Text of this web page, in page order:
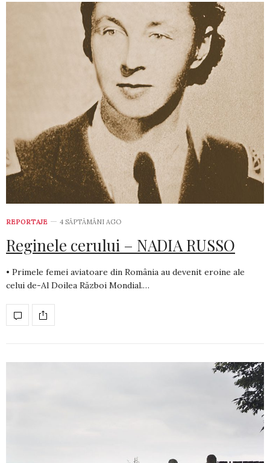
REPORTAJE 4 SĂPTĂMÂNI AGO
Reginele cerului – NADIA RUSSO
• Primele femei aviatoare din România au devenit eroine ale
celui de-Al Doilea Război Mondial.…